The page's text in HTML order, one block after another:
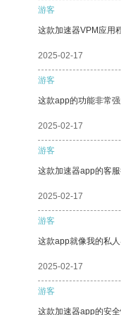
游客
这款加速器VPM应用
2025-02-17
游客
这款app的功能非常
2025-02-17
游客
这款加速器app的客
2025-02-17
游客
这款app就像我的私
2025-02-17
游客
这款加速器app的安